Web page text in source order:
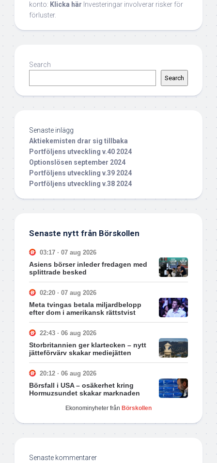
konto: Klicka här Investeringar involverar risker för
förluster.
Search
Search
Senaste inlägg
Aktiekemisten drar sig tillbaka
Portföljens utveckling v.40 2024
Optionslösen september 2024
Portföljens utveckling v.39 2024
Portföljens utveckling v.38 2024
Senaste nytt från Börskollen
03:17 · 07 aug 2026
Asiens börser inleder fredagen med
splittrade besked
02:20 · 07 aug 2026
Meta tvingas betala miljardbelopp
efter dom i amerikansk rättstvist
22:43 · 06 aug 2026
Storbritannien ger klartecken – nytt
jätteförvärv skakar mediejätten
20:12 · 06 aug 2026
Börsfall i USA – osäkerhet kring
Hormuzsundet skakar marknaden
Ekonominyheter från Börskollen
Senaste kommentarer